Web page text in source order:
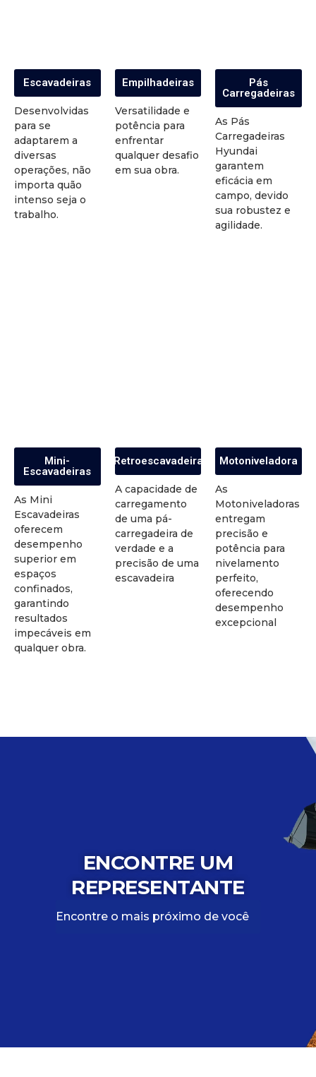
Escavadeiras
Desenvolvidas
para se
adaptarem a
diversas
operações, não
importa quão
intenso seja o
trabalho.
Empilhadeiras
Versatilidade e
potência para
enfrentar
qualquer desafio
em sua obra.
Pás
Carregadeiras
As Pás
Carregadeiras
Hyundai
garantem
eficácia em
campo, devido
sua robustez e
agilidade.
Mini-
Escavadeiras
As Mini
Escavadeiras
oferecem
desempenho
superior em
espaços
confinados,
garantindo
resultados
impecáveis em
qualquer obra.
Retroescavadeira
A capacidade de
carregamento
de uma pá-
carregadeira de
verdade e a
precisão de uma
escavadeira
Motoniveladora
As
Motoniveladoras
entregam
precisão e
potência para
nivelamento
perfeito,
oferecendo
desempenho
excepcional
ENCONTRE UM
REPRESENTANTE
Encontre o mais próximo de você